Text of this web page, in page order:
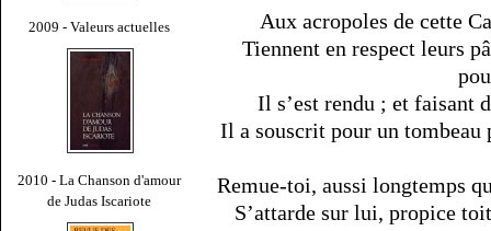
2009 - Valeurs actuelles
2010 - La Chanson d'amour
de Judas Iscariote
Aux acropoles de cette
Tiennent en respect leurs
Il s’est rendu ; et faisant
Il a souscrit pour un
Remue-toi, aussi longtemps
S’attarde sur lui, propice